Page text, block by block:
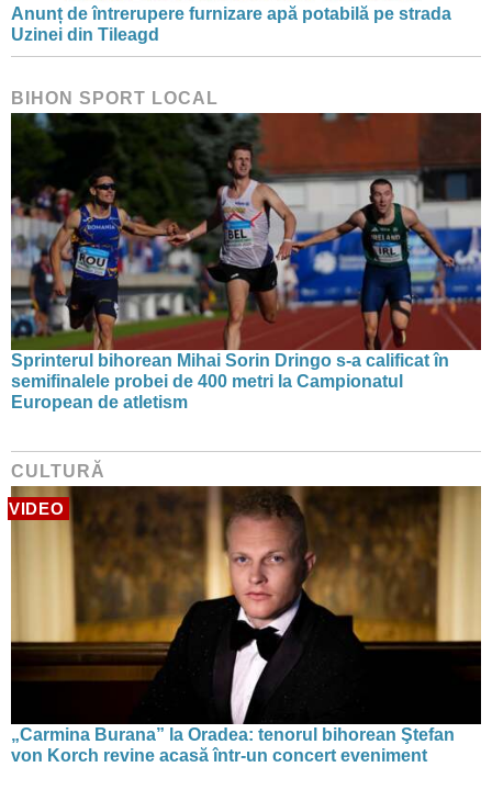
Anunț de întrerupere furnizare apă potabilă pe strada
Uzinei din Tileagd
BIHON SPORT LOCAL
Sprinterul bihorean Mihai Sorin Dringo s-a calificat în
semifinalele probei de 400 metri la Campionatul
European de atletism
CULTURĂ
VIDEO
„Carmina Burana” la Oradea: tenorul bihorean Ştefan
von Korch revine acasă într-un concert eveniment